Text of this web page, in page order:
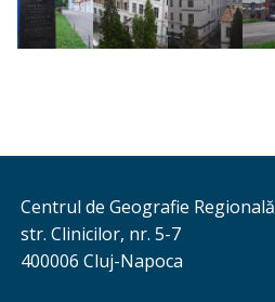
Centrul de Geografie Regională
str. Clinicilor, nr. 5-7
400006 Cluj-Napoca